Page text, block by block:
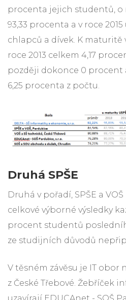
procenta jejich studentů, o
93,33 procenta a v roce
chlapců a dívek. K maturitě
roce 2013 celkem 4,17
později dokonce 0 procent
6,25 procenta z počtu.
Druhá SPŠE
Druhá v pořadí, SPŠE a
celkové výborné výsledky
procent studentů
ze studijních důvodů
V těsném závěsu je IT obor
z České Třebové. Žebříček